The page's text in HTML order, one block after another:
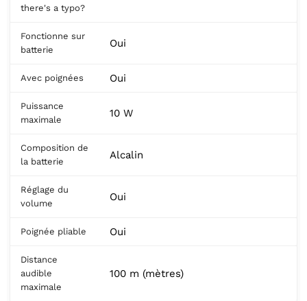
there's a typo?
Fonctionne sur
batterie
Oui
Avec poignées Oui
Puissance
maximale
10 W
Composition de
la batterie
Alcalin
Réglage du
volume
Oui
Poignée pliable Oui
Distance
audible
maximale
100 m (mètres)